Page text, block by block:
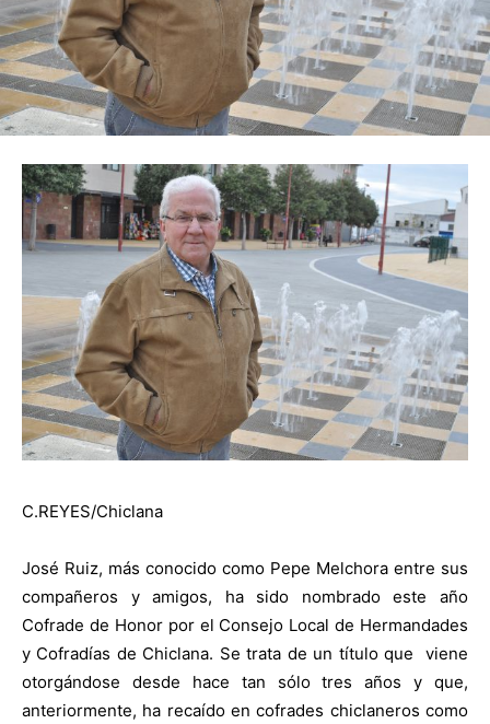
C.REYES/Chiclana
José Ruiz, más conocido como Pepe Melchora entre sus
compañeros y amigos, ha sido nombrado este año
Cofrade de Honor por el Consejo Local de Hermandades
y Cofradías de Chiclana. Se trata de un título que
viene
otorgándose desde hace tan sólo tres años y que,
anteriormente, ha recaído en cofrades chiclaneros como